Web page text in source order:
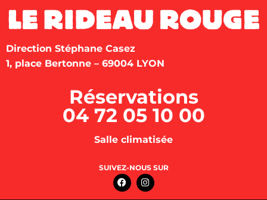
Direction Stéphane Casez
1, place Bertonne – 69004 LYON
Réservations
04 72 05 10 00
Salle climatisée
SUIVEZ-NOUS SUR